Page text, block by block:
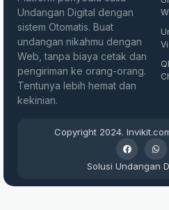
Undangan Digital dengan
sistem Otomatis. Buat
undangan nikahmu dengan
Web, tanpa biaya cetak dan
pengiriman ke orang-orang.
Tentunya lebih hemat dan
kekinian.
Copyright 2024.
Solusi Undangan